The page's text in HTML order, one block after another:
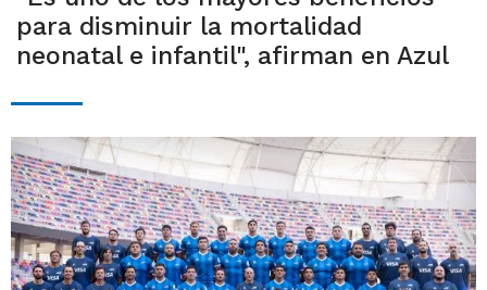
para disminuir la mortalidad
neonatal e infantil", afirman en Azul